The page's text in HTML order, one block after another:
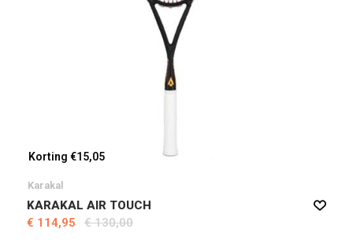
Korting €15,05
Karakal
KARAKAL AIR TOUCH
€ 114,95
€ 130,00